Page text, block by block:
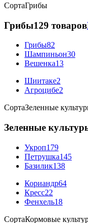
СортаГрибы
Грибы129 товаров
Грибы82
Шампиньон30
Вешенка13
Шиитаке2
Агроцибе2
СортаЗеленные
Зеленные
Укроп179
Петрушка145
Базилик138
Кориандр64
Кресс22
Фенхель18
СортаКормовые